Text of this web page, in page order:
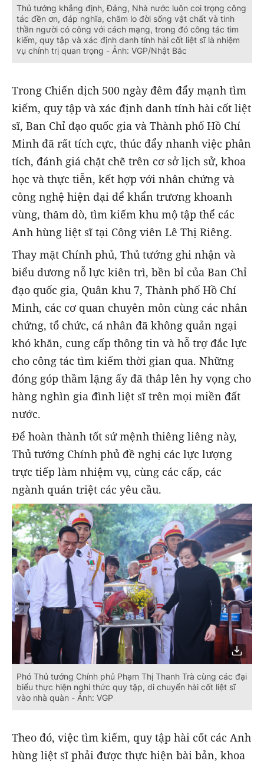
Thủ tướng khẳng định, Đảng, Nhà nước luôn coi trọng công
tác đền ơn, đáp nghĩa, chăm lo đời sống vật chất và tinh
thần người có công với cách mạng, trong đó công tác tìm
kiếm, quy tập và xác định danh tính hài cốt liệt sĩ là nhiệm
vụ chính trị quan trọng - Ảnh: VGP/Nhật Bắc
Trong Chiến dịch 500 ngày đêm đẩy mạnh tìm
kiếm, quy tập và xác định danh tính hài cốt liệt
sĩ, Ban Chỉ đạo quốc gia và Thành phố Hồ Chí
Minh đã rất tích cực, thúc đẩy nhanh việc phân
tích, đánh giá chặt chẽ trên cơ sở lịch sử, khoa
học và thực tiễn, kết hợp với nhân chứng và
công nghệ hiện đại để khẩn trương khoanh
vùng, thăm dò, tìm kiếm khu mộ tập thể các
Anh hùng liệt sĩ tại Công viên Lê Thị Riêng.
Thay mặt Chính phủ, Thủ tướng ghi nhận và
biểu dương nỗ lực kiên trì, bền bỉ của Ban Chỉ
đạo quốc gia, Quân khu 7, Thành phố Hồ Chí
Minh, các cơ quan chuyên môn cùng các nhân
chứng, tổ chức, cá nhân đã không quản ngại
khó khăn, cung cấp thông tin và hỗ trợ đắc lực
cho công tác tìm kiếm thời gian qua. Những
đóng góp thầm lặng ấy đã thắp lên hy vọng cho
hàng nghìn gia đình liệt sĩ trên mọi miền đất
nước.
Để hoàn thành tốt sứ mệnh thiêng liêng này,
Thủ tướng Chính phủ đề nghị các lực lượng
trực tiếp làm nhiệm vụ, cùng các cấp, các
ngành quán triệt các yêu cầu.
Phó Thủ tướng Chính phủ Phạm Thị Thanh Trà cùng các đại
biểu thực hiện nghi thức quy tập, di chuyển hài cốt liệt sĩ
vào nhà quàn - Ảnh: VGP
Theo đó, việc tìm kiếm, quy tập hài cốt các Anh
hùng liệt sĩ phải được thực hiện bài bản, khoa